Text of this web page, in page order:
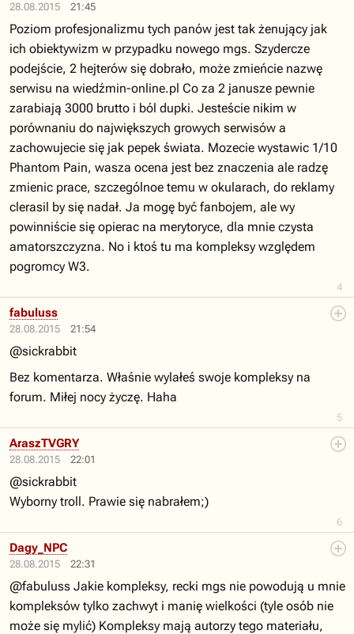
28.08.2015 21:45
4
Poziom profesjonalizmu tych panów jest tak żenujący jak
ich obiektywizm w przypadku nowego mgs. Szydercze
podejście, 2 hejterów się dobrało, może zmieńcie nazwę
serwisu na wiedźmin-online.pl Co za 2 janusze pewnie
zarabiają 3000 brutto i ból dupki. Jesteście nikim w
porównaniu do największych growych serwisów a
zachowujecie się jak pepek świata. Mozecie wystawic 1/10
Phantom Pain, wasza ocena jest bez znaczenia ale radzę
zmienic prace, szczególnoe temu w okularach, do reklamy
clerasil by się nadał. Ja mogę być fanbojem, ale wy
powinniście się opierac na merytoryce, dla mnie czysta
amatorszczyzna. No i ktoś tu ma kompleksy względem
pogromcy W3.
28.08.2015 21:54
5
fabuluss
@sickrabbit
Bez komentarza. Właśnie wylałeś swoje kompleksy na
forum. Miłej nocy życzę. Haha
28.08.2015 22:01
6
AraszTVGRY
@sickrabbit
Wyborny troll. Prawie się nabrałem;)
28.08.2015 22:31
Dagy_NPC
@fabuluss Jakie kompleksy, recki mgs nie powodują u mnie
kompleksów tylko zachwyt i manię wielkości (tyle osób nie
może się mylić) Kompleksy mają autorzy tego materiału,